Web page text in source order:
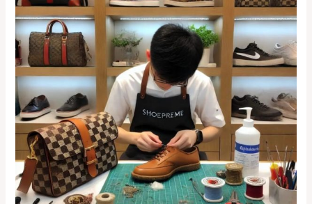
Shoes
Spa
Profesional
Kelapa
Gading,
Bintaro
0821-
1136-
2002